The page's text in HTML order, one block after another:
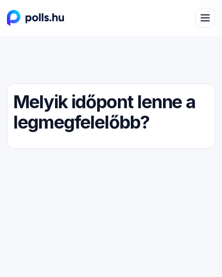
Melyik időpont lenne a
legmegfelelőbb?